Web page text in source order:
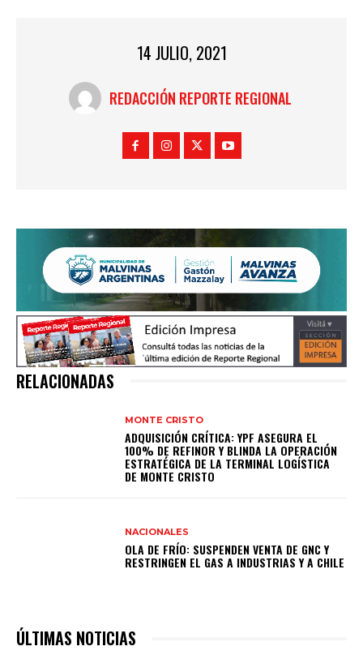
14 JULIO, 2021
REDACCIÓN REPORTE REGIONAL
RELACIONADAS
MONTE CRISTO
ADQUISICIÓN CRÍTICA: YPF ASEGURA EL
100% DE REFINOR Y BLINDA LA OPERACIÓN
ESTRATÉGICA DE LA TERMINAL LOGÍSTICA
DE MONTE CRISTO
NACIONALES
OLA DE FRÍO: SUSPENDEN VENTA DE GNC Y
RESTRINGEN EL GAS A INDUSTRIAS Y A CHILE
ÚLTIMAS NOTICIAS